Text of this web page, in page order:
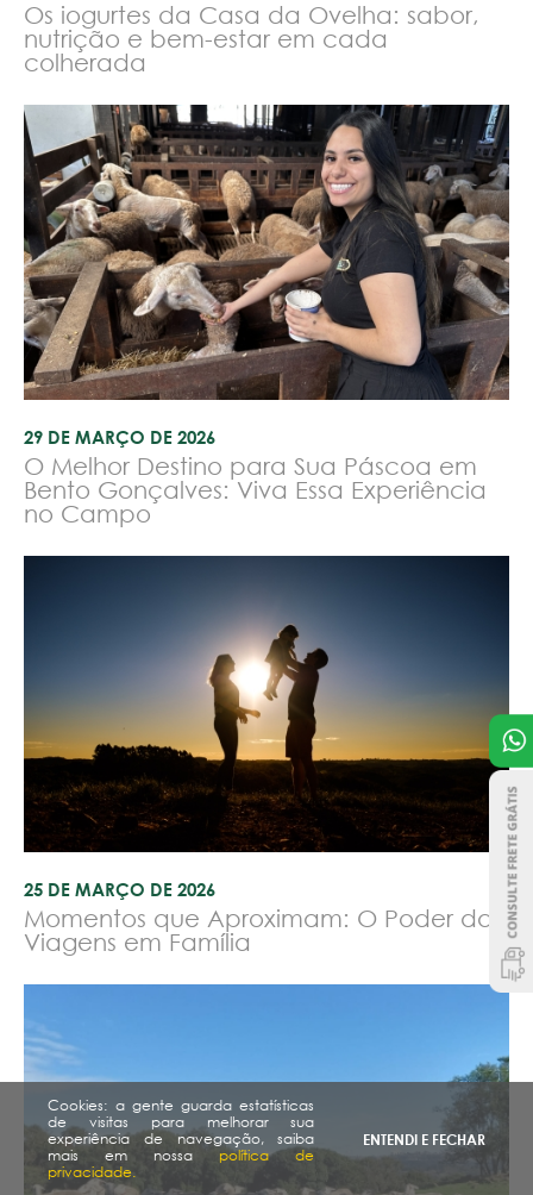
Os iogurtes da Casa da Ovelha: sabor,
nutrição e bem-estar em cada
colherada
29 DE MARÇO DE 2026
O Melhor Destino para Sua Páscoa em
Bento Gonçalves: Viva Essa Experiência
no Campo
25 DE MARÇO DE 2026
Momentos que Aproximam: O Poder das
Viagens em Família
Cookies: a gente guarda estatísticas
de visitas para melhorar sua
experiência de navegação, saiba
mais em nossa política de
privacidade.
ENTENDI E FECHAR